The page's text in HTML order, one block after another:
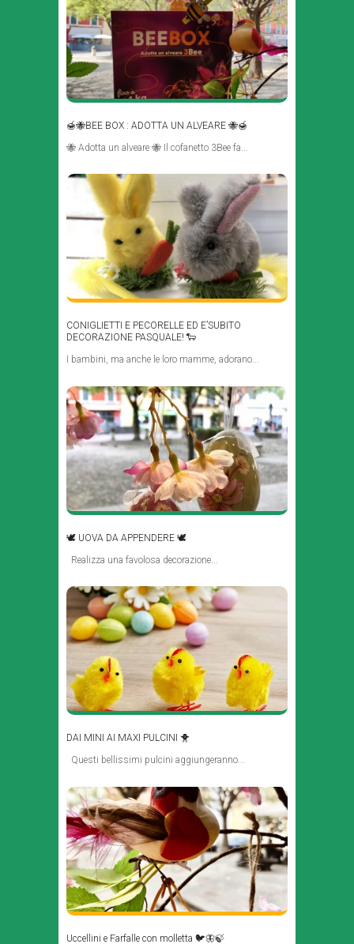
🍯🐝BEE BOX : ADOTTA UN ALVEARE 🐝🍯
🐝 Adotta un alveare 🐝 Il cofanetto 3Bee fa...
CONIGLIETTI E PECORELLE ED E’SUBITO
DECORAZIONE PASQUALE! 🐑
I bambini, ma anche le loro mamme, adorano...
🕊 UOVA DA APPENDERE 🕊
Realizza una favolosa decorazione...
DAI MINI AI MAXI PULCINI 🐥
Questi bellissimi pulcini aggiungeranno...
Uccellini e Farfalle con molletta 🐦🦋🍃